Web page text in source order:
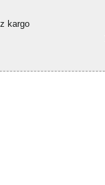
kargo